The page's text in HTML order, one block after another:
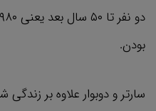
بودن.
سارتر و دوبوار علاوه بر